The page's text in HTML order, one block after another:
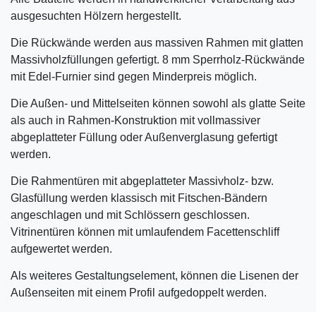
ausgesuchten Hölzern hergestellt.
Die Rückwände werden aus massiven Rahmen mit glatten
Massivholzfüllungen gefertigt. 8 mm Sperrholz-Rückwände
mit Edel-Furnier sind gegen Minderpreis möglich.
Die Außen- und Mittelseiten können sowohl als glatte Seite
als auch in Rahmen-Konstruktion mit vollmassiver
abgeplatteter Füllung oder Außenverglasung gefertigt
werden.
Die Rahmentüren mit abgeplatteter Massivholz- bzw.
Glasfüllung werden klassisch mit Fitschen-Bändern
angeschlagen und mit Schlössern geschlossen.
Vitrinentüren können mit umlaufendem Facettenschliff
aufgewertet werden.
Als weiteres Gestaltungselement, können die Lisenen der
Außenseiten mit einem Profil aufgedoppelt werden.